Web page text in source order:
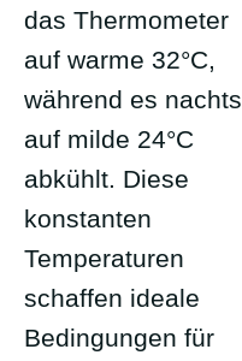
das Thermometer
auf warme 32°C,
während es nachts
auf milde 24°C
abkühlt. Diese
konstanten
Temperaturen
schaffen ideale
Bedingungen für